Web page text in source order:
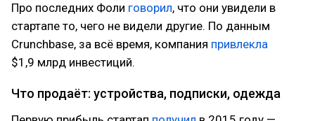
Про последних Фоли говорил, что они увидели в
стартапе то, чего не видели другие. По данным
Crunchbase, за всё время, компания привлекла
$1,9 млрд инвестиций.
Что продаёт: устройства, подписки, одежда